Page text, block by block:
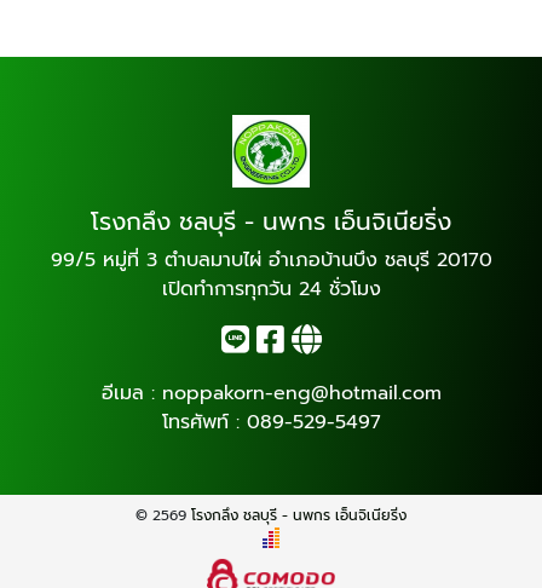
โรงกลึง ชลบุรี - นพกร เอ็นจิเนียริ่ง
99/5 หมู่ที่ 3 ตำบลมาบไผ่ อำเภอบ้านบึง ชลบุรี 20170
เปิดทำการทุกวัน 24 ชั่วโมง
อีเมล : noppakorn-eng@hotmail.com
โทรศัพท์ : 089-529-5497
© 2569 โรงกลึง ชลบุรี - นพกร เอ็นจิเนียริ่ง